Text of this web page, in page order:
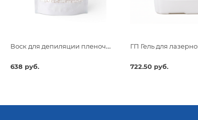
Воск для депиляции пленочный Beajoy Белый Жемчуг 750гр
638 руб. 722.50 руб.